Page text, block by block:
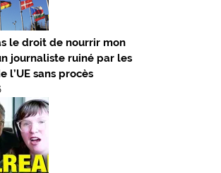
le droit de nourrir mon
journaliste ruiné par les
l’UE sans procès